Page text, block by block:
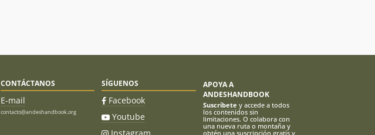
CONTÁCTANOS
E-mail
contacto@andeshandbook.org
SÍGUENOS
Facebook
Youtube
APOYA A
ANDESHANDBOOK
Suscríbete y accede a todos
los contenidos sin
limitaciones. O colabora con
una nueva ruta o montaña y
obtén una suscripción gratis y